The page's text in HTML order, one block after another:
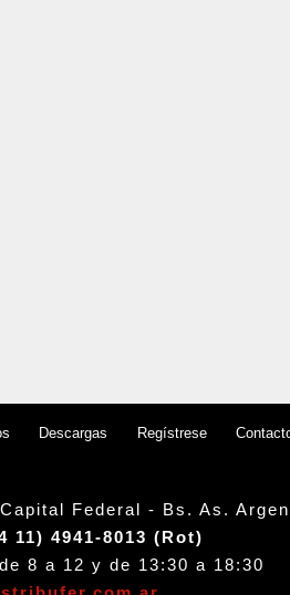
Descargas Regístrese
Federal - Bs. As.
11) 4941-8013 (Rot)
8 a 12 y de 13:30 a 18:30